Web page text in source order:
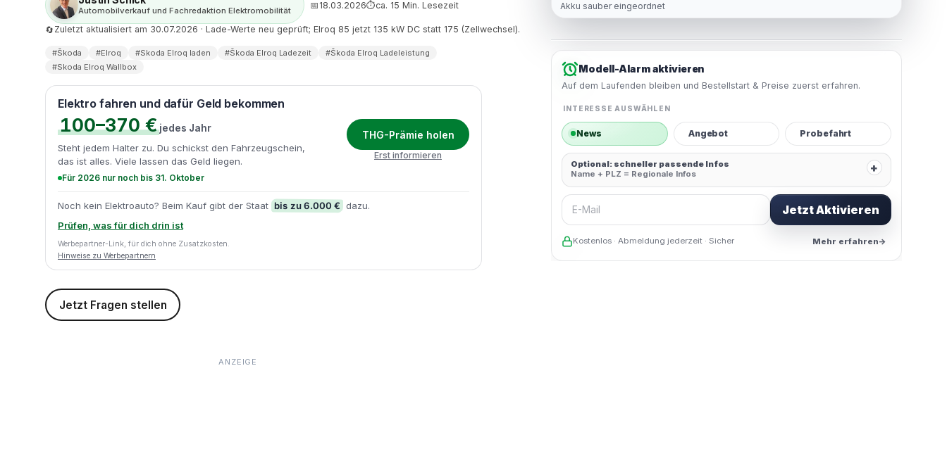
Automobilverkauf und Fachredaktion Elektromobilität 📅 18.03.2026⏱ca. 15 Min. Lesezeit
🔄 Zuletzt aktualisiert am 30.07.2026 · Lade-Werte neu geprüft; Elroq 85 jetzt 135 kW DC statt 175 (Zellwechsel).
#Škoda #Elroq #Skoda Elroq laden #Škoda Elroq Ladezeit
#Škoda Elroq Ladeleistung
#Skoda Elroq Wallbox
Elektro fahren und dafür Geld bekommen
100–370 € jedes Jahr
Steht jedem Halter zu. Du schickst den Fahrzeugschein,
das ist alles. Viele lassen das Geld liegen.
Für 2026 nur noch bis 31. Oktober
THG-Prämie holen
Erst informieren
Noch kein Elektroauto? Beim Kauf gibt der Staat bis zu 6.000 € dazu.
Prüfen, was für dich drin ist
Werbepartner-Link, für dich ohne Zusatzkosten.
Hinweise zu Werbepartnern
Jetzt Fragen stellen
Akku sauber eingeordnet
Modell-Alarm aktivieren
Auf dem Laufenden bleiben und Bestellstart & Preise zuerst erfahren.
INTERESSE AUSWÄHLEN
News Angebot Probefahrt
Optional: schneller passende Infos
Name + PLZ = Regionale Infos
+
E-Mail
Jetzt Aktivieren
Kostenlos · Abmeldung jederzeit · Sicher Mehr erfahren→